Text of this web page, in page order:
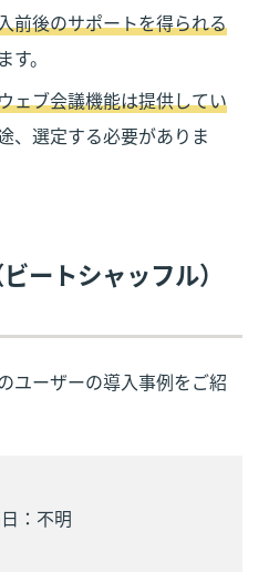
前後のサポートを得られる
す。
ェブ会議機能は提供してい
、選定する必要がありま
ートシャッフル）
ユーザーの導入事例をご紹
：不明